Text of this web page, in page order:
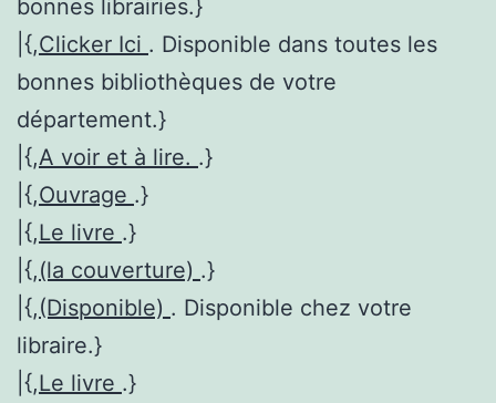
bonnes librairies.}
|{,Clicker Ici . Disponible dans toutes les
bonnes bibliothèques de votre
département.}
|{,A voir et à lire. .}
|{,Ouvrage .}
|{,Le livre .}
|{,(la couverture) .}
|{,(Disponible) . Disponible chez votre
libraire.}
|{,Le livre .}